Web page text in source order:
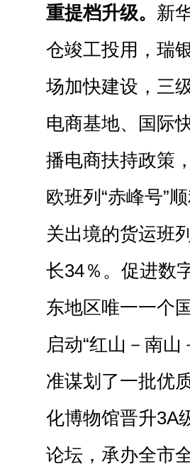
重提档升级。 新
仓竣工投用，瑞
场加快建设，三
电商基地、国际
播电商扶持政策
欧班列“赤峰号”
关出境的货运班
长34％。促进数
东地区唯一一个
启动“红山－南
准谋划了一批优
化博物馆晋升3A
论坛，承办全市